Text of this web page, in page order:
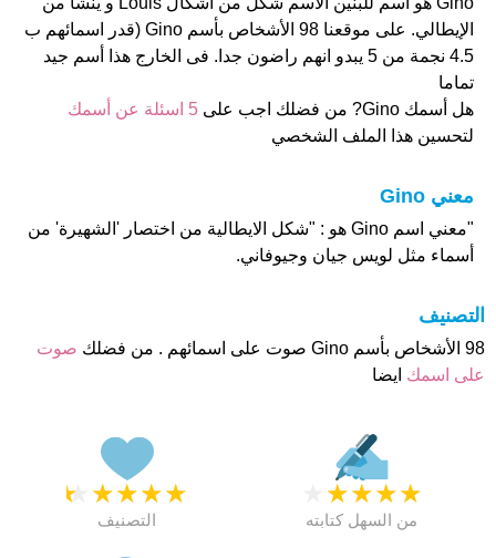
الإيطالي. على موقعنا 98 الأشخاص بأسم Gino (قدر اسمائهم ب
4.5 نجمة من 5 يبدو انهم راضون جدا. فى الخارج هذا أسم جيد
تماما
هل أسمك Gino? من فضلك اجب على
5 اسئلة عن أسمك
لتحسين هذا الملف الشخصي
معني Gino
"معني اسم Gino هو : "شكل الايطالية من اختصار 'الشهيرة' من
أسماء مثل لويس جيان وجيوفاني.
التصنيف
98 الأشخاص بأسم Gino صوت على اسمائهم . من فضلك
صوت
على اسمك ايضا
★
★
★
★
★
التصنيف
★
★
★
★
من السهل كتابته